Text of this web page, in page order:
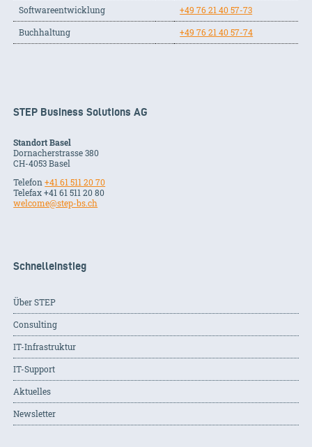
Softwareentwicklung
+49 76 21 40 57-73
Buchhaltung
+49 76 21 40 57-74
STEP Business Solutions AG
Standort Basel
Dornacherstrasse 380
CH-4053Basel
Telefon+41 61 511 20 70
Telefax +41 61 511 20 80
welcome@step-bs.ch
Schnelleinstieg
Über STEP
Consulting
IT-Infrastruktur
IT-Support
Aktuelles
Newsletter